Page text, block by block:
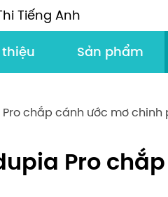
Tiếng Anh
Sản phẩm
chắp cánh ước mơ chinh
Pro